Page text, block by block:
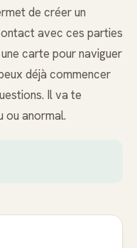
de créer un
avec ces parties
carte pour naviguer
déjà commencer
Il va te
ou anormal.